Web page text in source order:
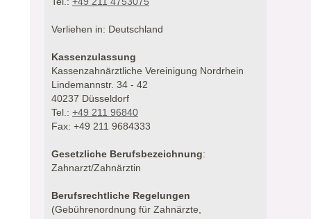
Verliehen in: Deutschland
Kassenzulassung
Kassenzahnärztliche Vereinigung Nordrhein
Lindemannstr. 34 - 42
40237 Düsseldorf
Tel.: +49 211 96840
Fax: +49 211 9684333
Gesetzliche Berufsbezeichnung:
Zahnarzt/Zahnärztin
Berufsrechtliche Regelungen
(Gebührenordnung für Zahnärzte,